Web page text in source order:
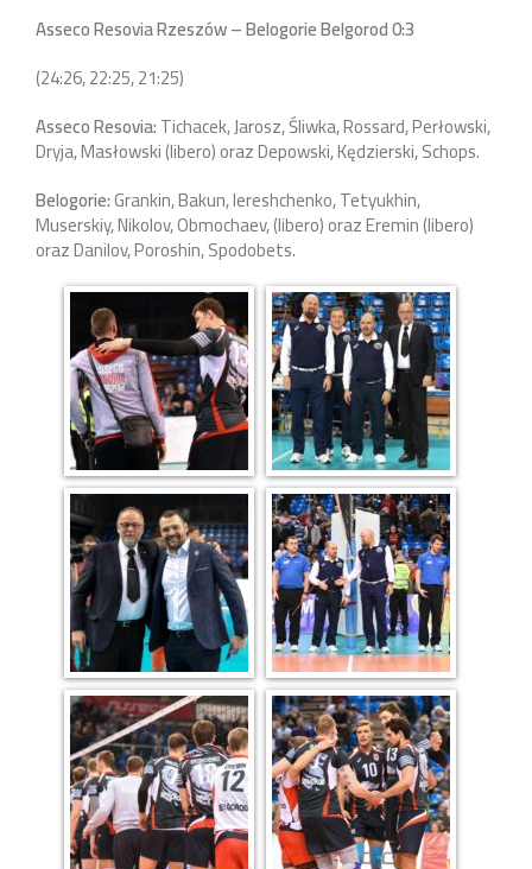
Asseco Resovia Rzeszów – Belogorie Belgorod 0:3
(24:26, 22:25, 21:25)
Asseco Resovia:Tichacek, Jarosz, Śliwka, Rossard, Perłowski,
Dryja, Masłowski (libero) oraz Depowski, Kędzierski, Schops.
Belogorie:Grankin, Bakun, Iereshchenko, Tetyukhin,
Muserskiy, Nikolov, Obmochaev, (libero) oraz Eremin (libero)
oraz Danilov, Poroshin, Spodobets.